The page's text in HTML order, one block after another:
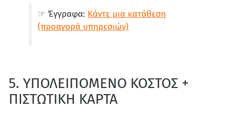
☞ Έγγραφα: Κάντε μια κατάθεση
(προαγορά υπηρεσιών)
5. ΥΠΟΛΕΙΠΟΜΕΝΟ ΚΟΣΤΟΣ +
ΠΙΣΤΩΤΙΚΗ ΚΑΡΤΑ